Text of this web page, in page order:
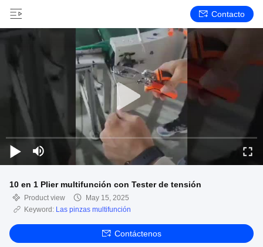
Contacto
10 en 1 Plier multifunción con Tester de tensión
Product view
May 15, 2025
Keyword: Las pinzas multifunción
Contáctenos